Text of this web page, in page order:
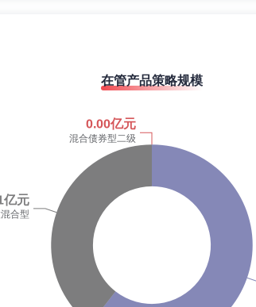
在管产品策略规模